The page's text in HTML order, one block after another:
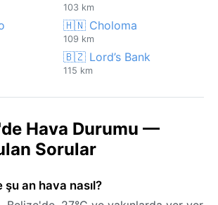
103 km
🇭🇳 Choloma
109 km
🇧🇿 Lord’s Bank
115 km
Hava Durumu —
Sorular
an hava nasıl?